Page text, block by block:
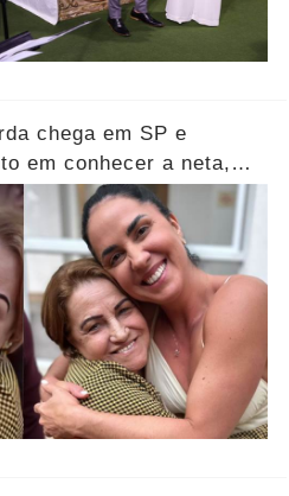
chega em SP e
em conhecer a neta,